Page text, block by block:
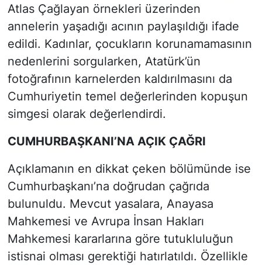
Atlas Çağlayan örnekleri üzerinden
annelerin yaşadığı acının paylaşıldığı ifade
edildi. Kadınlar, çocukların korunamamasının
nedenlerini sorgularken, Atatürk’ün
fotoğrafının karnelerden kaldırılmasını da
Cumhuriyetin temel değerlerinden kopuşun
simgesi olarak değerlendirdi.
CUMHURBAŞKANI’NA AÇIK ÇAĞRI
Açıklamanın en dikkat çeken bölümünde ise
Cumhurbaşkanı’na doğrudan çağrıda
bulunuldu. Mevcut yasalara, Anayasa
Mahkemesi ve Avrupa İnsan Hakları
Mahkemesi kararlarına göre tutukluluğun
istisnai olması gerektiği hatırlatıldı. Özellikle